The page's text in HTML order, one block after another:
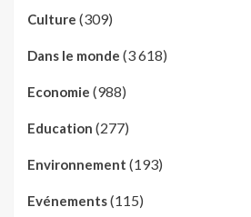
Culture (309)
Dans le monde (3 618)
Economie (988)
Education (277)
Environnement (193)
Evénements(115)